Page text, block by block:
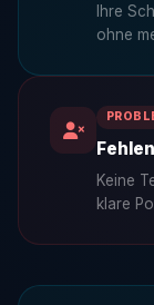
Ihre
ohne
Keine
klare